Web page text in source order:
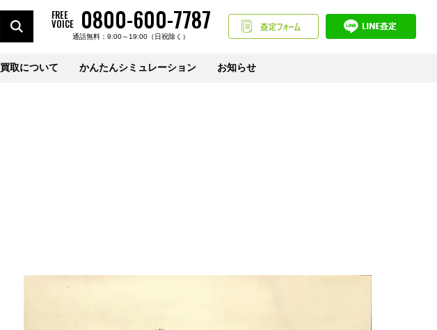
FREE
VOICE 0800-600-7787
通話無料：9:00～19:00（日祝除く）
買取について かんたんシミュレーション お知らせ